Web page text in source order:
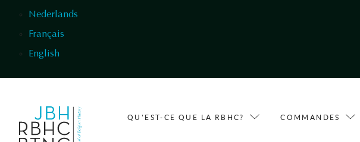
Nederlands
Français
English
QU'EST-CE QUE LA RBHC? COMMANDES